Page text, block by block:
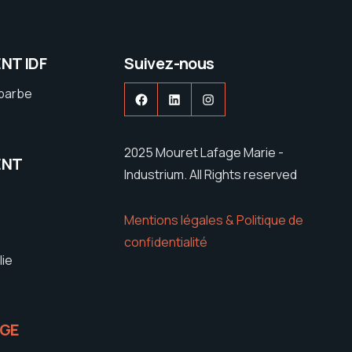
IDF Suivez-nous
Facebook
LinkedInInstagram
2025 Mouret Lafage Marie -
Industrium. All Rights reserved
Mentions légales & Politique de
confidentialité